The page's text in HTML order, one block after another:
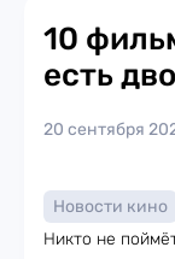
10
есть
20 сентября
Новости кино
Никто не